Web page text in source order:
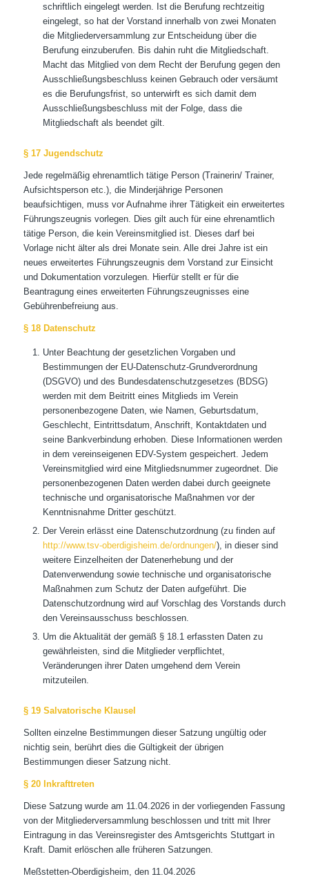
schriftlich eingelegt werden. Ist die Berufung rechtzeitig
eingelegt, so hat der Vorstand innerhalb von zwei Monaten
die Mitgliederversammlung zur Entscheidung über die
Berufung einzuberufen. Bis dahin ruht die Mitgliedschaft.
Macht das Mitglied von dem Recht der Berufung gegen den
Ausschließungsbeschluss keinen Gebrauch oder versäumt
es die Berufungsfrist, so unterwirft es sich damit dem
Ausschließungsbeschluss mit der Folge, dass die
Mitgliedschaft als beendet gilt.
§ 17 Jugendschutz
Jede regelmäßig ehrenamtlich tätige Person (Trainerin/ Trainer,
Aufsichtsperson etc.), die Minderjährige Personen
beaufsichtigen, muss vor Aufnahme ihrer Tätigkeit ein erweitertes
Führungszeugnis vorlegen. Dies gilt auch für eine ehrenamtlich
tätige Person, die kein Vereinsmitglied ist. Dieses darf bei
Vorlage nicht älter als drei Monate sein. Alle drei Jahre ist ein
neues erweitertes Führungszeugnis dem Vorstand zur Einsicht
und Dokumentation vorzulegen. Hierfür stellt er für die
Beantragung eines erweiterten Führungszeugnisses eine
Gebührenbefreiung aus.
§ 18 Datenschutz
Unter Beachtung der gesetzlichen Vorgaben und
Bestimmungen der EU-Datenschutz-Grundverordnung
(DSGVO) und des Bundesdatenschutzgesetzes (BDSG)
werden mit dem Beitritt eines Mitglieds im Verein
personenbezogene Daten, wie Namen, Geburtsdatum,
Geschlecht, Eintrittsdatum, Anschrift, Kontaktdaten und
seine Bankverbindung erhoben. Diese Informationen werden
in dem vereinseigenen EDV-System gespeichert. Jedem
Vereinsmitglied wird eine Mitgliedsnummer zugeordnet. Die
personenbezogenen Daten werden dabei durch geeignete
technische und organisatorische Maßnahmen vor der
Kenntnisnahme Dritter geschützt.
Der Verein erlässt eine Datenschutzordnung (zu finden auf
http://www.tsv-oberdigisheim.de/ordnungen/), in dieser sind
weitere Einzelheiten der Datenerhebung und der
Datenverwendung sowie technische und organisatorische
Maßnahmen zum Schutz der Daten aufgeführt. Die
Datenschutzordnung wird auf Vorschlag des Vorstands durch
den Vereinsausschuss beschlossen.
Um die Aktualität der gemäß § 18.1 erfassten Daten zu
gewährleisten, sind die Mitglieder verpflichtet,
Veränderungen ihrer Daten umgehend dem Verein
mitzuteilen.
§ 19 Salvatorische Klausel
Sollten einzelne Bestimmungen dieser Satzung ungültig oder
nichtig sein, berührt dies die Gültigkeit der übrigen
Bestimmungen dieser Satzung nicht.
§ 20 Inkrafttreten
Diese Satzung wurde am 11.04.2026 in der vorliegenden Fassung
von der Mitgliederversammlung beschlossen und tritt mit Ihrer
Eintragung in das Vereinsregister des Amtsgerichts Stuttgart in
Kraft. Damit erlöschen alle früheren Satzungen.
Meßstetten-Oberdigisheim, den 11.04.2026